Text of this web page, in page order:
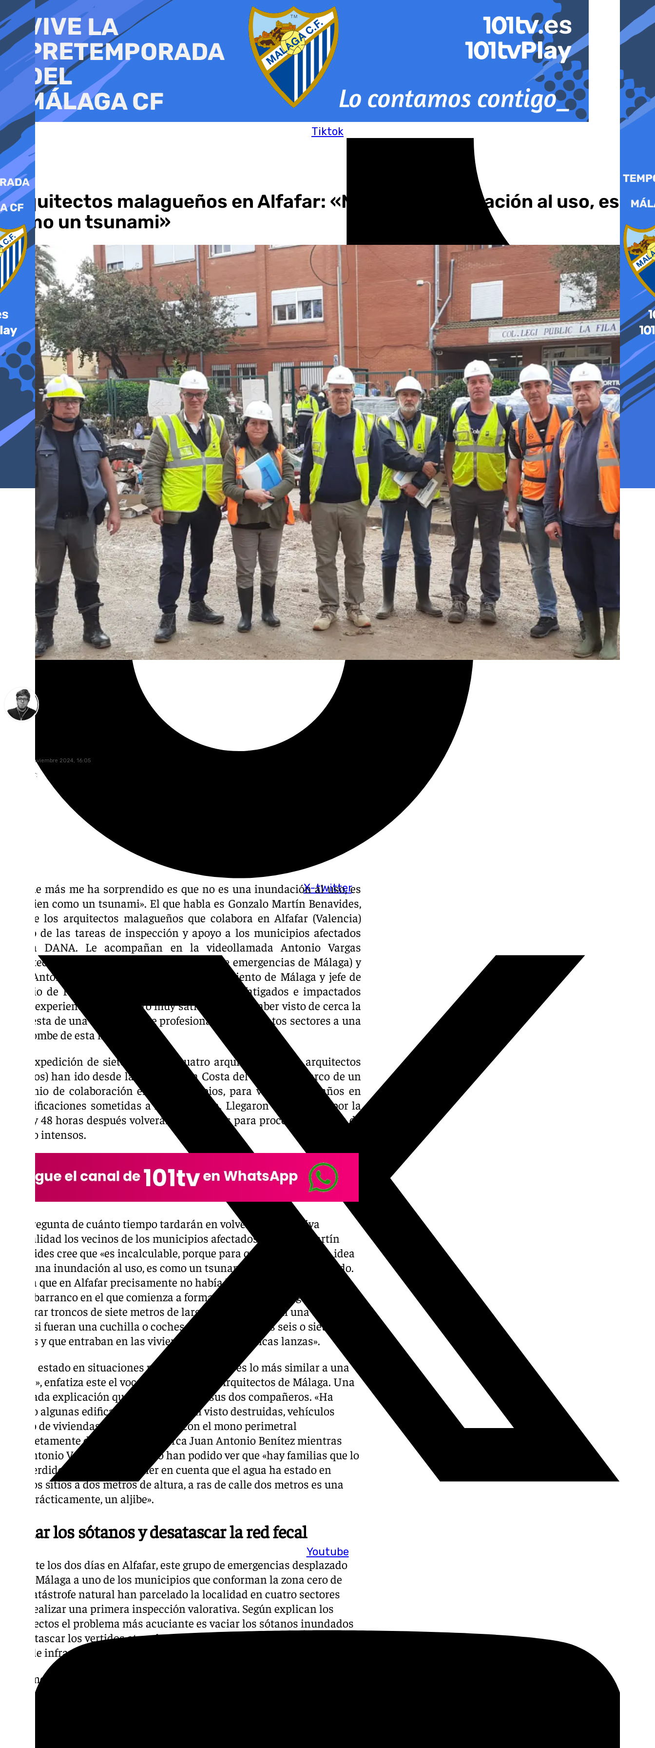
al
contenido
Tiktok
X-twitter
Youtube
Arquitectos malagueños en Alfafar: «No es una inundación al uso, es
como un tsunami»
martes, 5 noviembre 2024, 16:05
Compartir:
«Lo que más me ha sorprendido es que no es una inundación al uso, es
más bien como un tsunami». El que habla es Gonzalo Martín Benavides,
uno de los arquitectos malagueños que colabora en Alfafar (Valencia)
dentro de las tareas de inspección y apoyo a los municipios afectados
por la DANA. Le acompañan en la videollamada Antonio Vargas
(arquitecto y también integrante del grupo de emergencias de Málaga) y
Juan Antonio Benítez (arquitecto del Ayuntamiento de Málaga y jefe de
servicio de Protección Civil), todos ellos lucen fatigados e impactados
por la experiencia vivida, pero muy satisfechos de haber visto de cerca la
respuesta de una sociedad y de profesionales de distintos sectores a una
hecatombe de esta magnitud.
Una expedición de siete expertos (cuatro arquitectos y tres arquitectos
técnicos) han ido desde la capital de la Costa del Sol, en el marco de un
convenio de colaboración entre municipios, para valorar los daños en
las edificaciones sometidas a la gran riada. Llegaron el domingo por la
tarde y 48 horas después volverán a sus casas para procesar dos días de
trabajo intensos.
A la pregunta de cuánto tiempo tardarán en volver a una relativa
normalidad los vecinos de los municipios afectados, Gonzalo Martín
Benavides cree que «es incalculable, porque para que os hagáis una idea
no es una inundación al uso, es como un tsunami» lo que han padecido.
Señala que en Alfafar precisamente no había llovido y es el «taponazo»
de un barranco en el que comienza a formar una ola «que llega a
arrastrar troncos de siete metros de largo que entraban en una casa
como si fueran una cuchilla o coches a una cota de más seis o siete
metros y que entraban en las viviendas como auténticas lanzas».
«Yo he estado en situaciones parecidas a esta y es lo más similar a una
guerra», enfatiza este el vocal del Colegio de Arquitectos de Málaga. Una
detallada explicación que se suma a lo de sus dos compañeros. «Ha
habido algunas edificaciones que se han visto destruidas, vehículos
dentro de viviendas o una guardería con el mono perimetral
completamente destrozado», remarca Juan Antonio Benítez mientras
que Antonio Vargas señala cómo han podido ver que «hay familias que lo
han perdido todo, hay que tener en cuenta que el agua ha estado en
algunos sitios a dos metros de altura, a ras de calle dos metros es una
casa prácticamente, un aljibe».
Vaciar los sótanos y desatascar la red fecal
Durante los dos días en Alfafar, este grupo de emergencias desplazado
desde Málaga a uno de los municipios que conforman la zona cero de
esta catástrofe natural han parcelado la localidad en cuatro sectores
para realizar una primera inspección valorativa. Según explican los
arquitectos el problema más acuciante es vaciar los sótanos inundados
y desatascar los vertidos atorados la red fecal además de arreglar una
serie de infraestructuras bastante dañadas.
«Estamos siempre a disposición de las autoridades locales, no actuamos
de manera autónoma», recalca Antonio Vargas sobre las labores de este